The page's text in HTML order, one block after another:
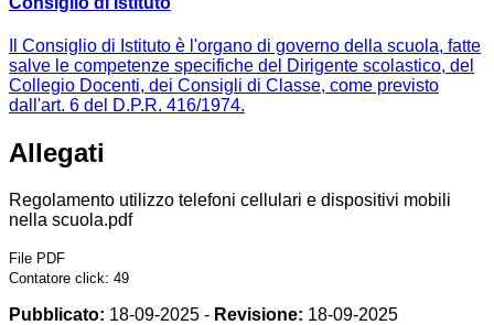
Il Consiglio di Istituto è l'organo di governo della scuola, fatte
salve le competenze specifiche del Dirigente scolastico, del
Collegio Docenti, dei Consigli di Classe, come previsto
dall'art. 6 del D.P.R. 416/1974.
Allegati
Regolamento utilizzo telefoni cellulari e dispositivi mobili
nella scuola.pdf
File PDF
Contatore click: 49
Pubblicato: 18-09-2025 - Revisione: 18-09-2025